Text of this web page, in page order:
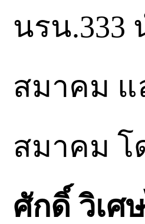
นรน.333
สมาคม แ
สมาคม โ
ศักดิ์ วิเศ